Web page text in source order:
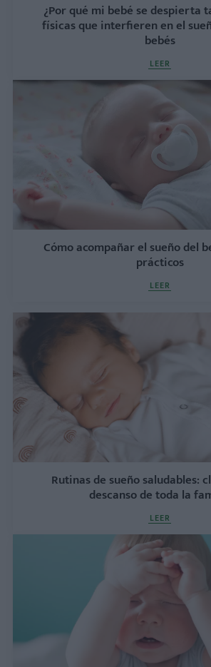
¿Por qué mi bebé se despierta
físicas que interfieren en el
bebés
LEER
Cómo acompañar el sueño del
prácticos
LEER
Rutinas de sueño saludables:
descanso de toda la
LEER